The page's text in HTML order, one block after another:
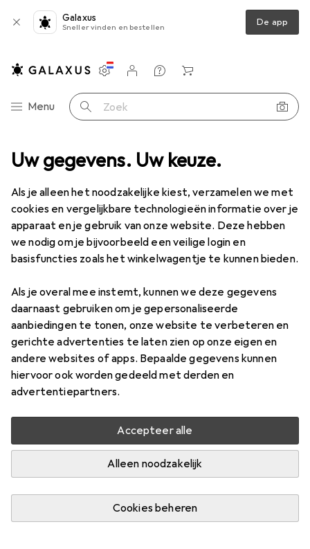
Uw gegevens. Uw keuze.
Als je alleen het noodzakelijke kiest, verzamelen we met
cookies en vergelijkbare technologieën informatie over je
apparaat en je gebruik van onze website. Deze hebben
we nodig om je bijvoorbeeld een veilige login en
basisfuncties zoals het winkelwagentje te kunnen bieden.
Als je overal mee instemt, kunnen we deze gegevens
daarnaast gebruiken om je gepersonaliseerde
aanbiedingen te tonen, onze website te verbeteren en
gerichte advertenties te laten zien op onze eigen en
andere websites of apps. Bepaalde gegevens kunnen
hiervoor ook worden gedeeld met derden en
advertentiepartners.
Accepteer alle
Alleen noodzakelijk
Cookies beheren
Galaxus
Sneller vinden en bestellen De app
Categorie navigatie
Menu Zoek op
Instellingen
Klantenaccount
Produktvergelijking
Verlanglijstje
Winkelmandje
Productassortiment Klussen + Tuin Grill
Grill accessoires
OntdekForum
Discussies in Grill accessoires
Begin discussie
De Galaxus gemeenschap kijkt uit naar jouw
bijdrage